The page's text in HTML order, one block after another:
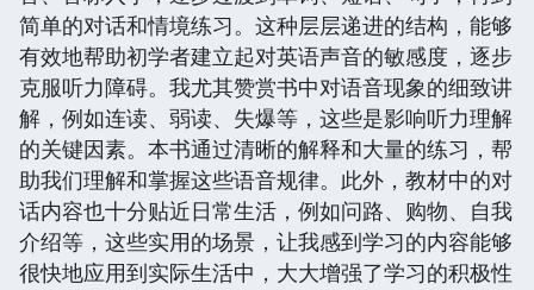
简单的对话和情境练习。这种层层递进的结构，能够
有效地帮助初学者建立起对英语声音的敏感度，逐步
克服听力障碍。我尤其赞赏书中对语音现象的细致讲
解，例如连读、弱读、失爆等，这些是影响听力理解
的关键因素。本书通过清晰的解释和大量的练习，帮
助我们理解和掌握这些语音规律。此外，教材中的对
话内容也十分贴近日常生活，例如问路、购物、自我
介绍等，这些实用的场景，让我感到学习的内容能够
很快地应用到实际生活中，大大增强了学习的积极性